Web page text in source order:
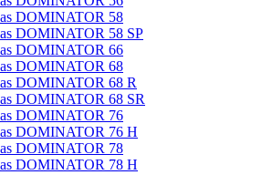
DOMINATOR 58
DOMINATOR 58 SP
DOMINATOR 66
DOMINATOR 68
DOMINATOR 68 R
DOMINATOR 68 SR
DOMINATOR 76
DOMINATOR 76 H
DOMINATOR 78
DOMINATOR 78 H